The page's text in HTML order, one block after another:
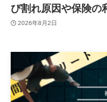
び割れ原因や保険の
2026年8月2日